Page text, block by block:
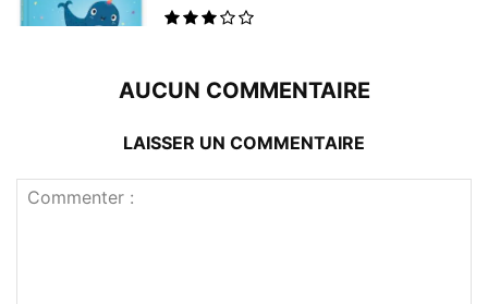
AUCUN COMMENTAIRE
LAISSER UN COMMENTAIRE